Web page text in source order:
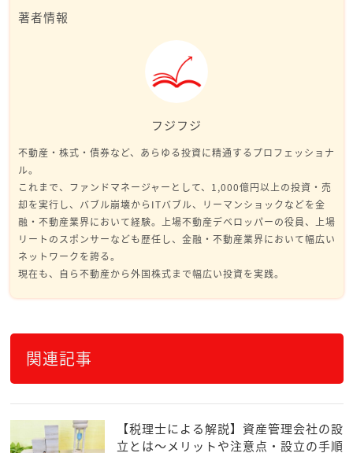
著者情報
フジフジ
不動産・株式・債券など、あらゆる投資に精通するプロフェッショナ
ル。
これまで、ファンドマネージャーとして、1,000億円以上の投資・売
却を実行し、バブル崩壊からITバブル、リーマンショックなどを金
融・不動産業界において経験。上場不動産デベロッパーの役員、上場
リートのスポンサーなども歴任し、金融・不動産業界において幅広い
ネットワークを誇る。
現在も、自ら不動産から外国株式まで幅広い投資を実践。
関連記事
【税理士による解説】資産管理会社の設
立とは～メリットや注意点・設立の手順